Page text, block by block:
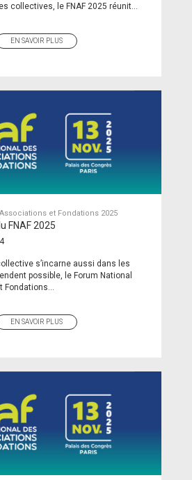
collectives, le FNAF 2025 réunit...
EN SAVOIR PLUS
et Fondations 2025
FNAF 2025
s’incarne aussi dans les
possible, le Forum National
Fondations...
EN SAVOIR PLUS